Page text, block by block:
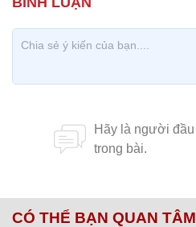
CÓ THỂ BẠN QUAN TÂM